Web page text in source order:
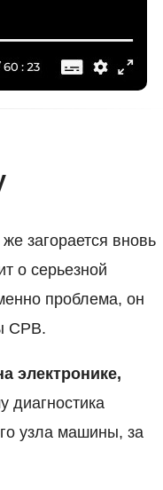
загорается вновь
о серьезной
проблема, он
СРВ.
электронике,
диагностика
узла машины, за